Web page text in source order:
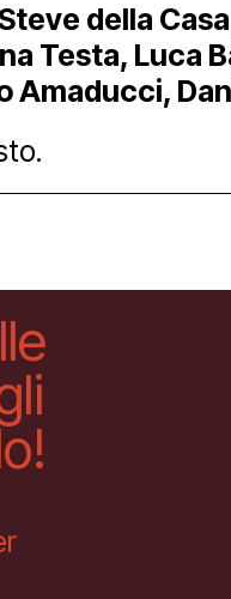
Youtube
della
Testa, Luca
Amaducci,